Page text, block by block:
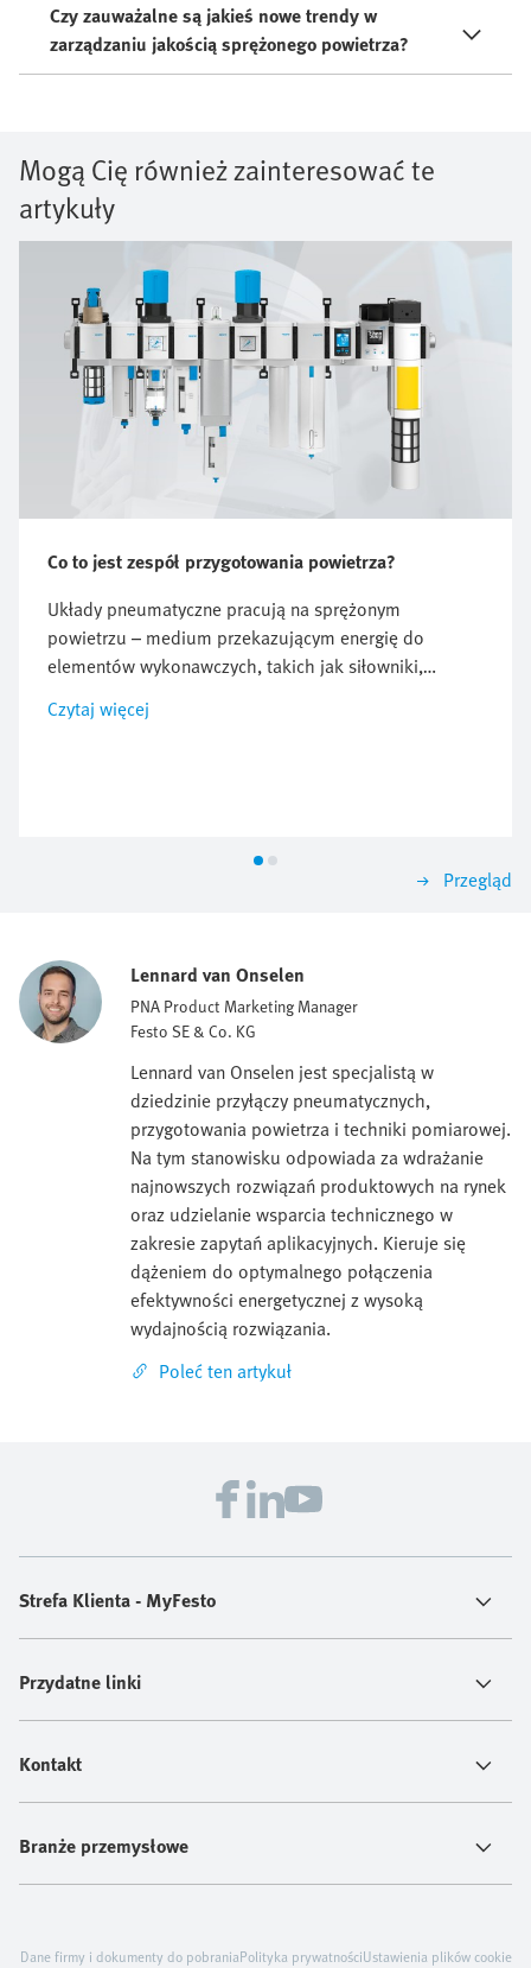
Czy zauważalne są jakieś nowe trendy w
zarządzaniu jakością sprężonego powietrza?
Mogą Cię również zainteresować te
artykuły
Co to jest zespół przygotowania powietrza?
Układy pneumatyczne pracują na sprężonym
powietrzu – medium przekazującym energię do
elementów wykonawczych, takich jak siłowniki,
np. chwytania produktu, wykonywania
skuteczność, bezpieczeństwo, precyzję oraz szybkość
działania. Dlatego tak istotne jest, aby sprężone
rolę, jaką pełni zespół przygotowania sprężonego
powietrza.
Czytaj więcej
Przegląd
Lennard van Onselen
PNA Product Marketing Manager
Festo SE & Co. KG
Lennard van Onselen jest specjalistą w
dziedzinie przyłączy pneumatycznych,
przygotowania powietrza i techniki pomiarowej.
Na tym stanowisku odpowiada za wdrażanie
najnowszych rozwiązań produktowych na rynek
oraz udzielanie wsparcia technicznego w
zakresie zapytań aplikacyjnych. Kieruje się
dążeniem do optymalnego połączenia
efektywności energetycznej z wysoką
wydajnością rozwiązania.
Poleć ten artykuł
Strefa Klienta - MyFesto
Przydatne linki
Kontakt
Branże przemysłowe
Dane firmy i dokumenty do pobraniaPolityka prywatnościUstawienia plików cookie